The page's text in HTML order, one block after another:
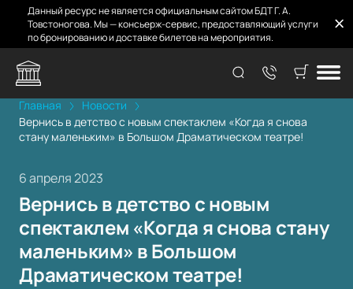
Данный ресурс не является официальным сайтом БДТ Г. А.
Товстоногова. Мы — консьерж-сервис, предоставляющий услуги
по бронированию и доставке билетов на мероприятия.
Главная
Новости
Вернись в детство с новым спектаклем «Когда я снова
стану маленьким» в Большом Драматическом театре!
6 апреля 2023
Вернись в детство с новым
спектаклем «Когда я снова стану
маленьким» в Большом
Драматическом театре!